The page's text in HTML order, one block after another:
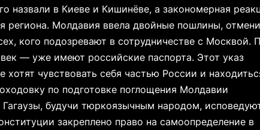
назвали в Киеве и Кишинёве, а закономерная
региона. Молдавия ввела двойные пошлины,
кого подозревают в сотрудничестве с Москвой.
— уже имеют российские паспорта. Этот указ
чувствовать себя частью России и
по подготовке поглощения Молдавии
будучи тюркоязычным народом,
закреплено право на самоопределение в